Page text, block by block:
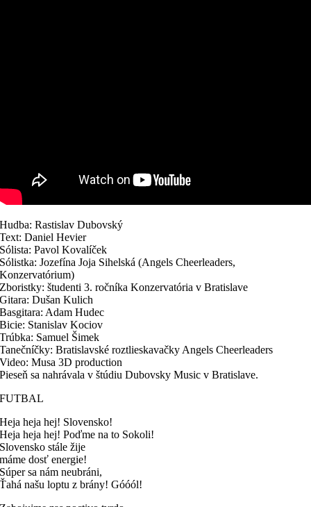
Hudba: Rastislav Dubovský
Text: Daniel Hevier
Sólista: Pavol Kovalíček
Sólistka: Jozefína Joja Sihelská (Angels Cheerleaders,
Konzervatórium)
Zboristky: študenti 3. ročníka Konzervatória v Bratislave
Gitara: Dušan Kulich
Basgitara: Adam Hudec
Bicie: Stanislav Kociov
Trúbka: Samuel Šimek
Tanečníčky: Bratislavské roztlieskavačky Angels Cheerleaders
Video: Musa 3D production
Pieseň sa nahrávala v štúdiu Dubovsky Music v Bratislave.
FUTBAL
Heja heja hej! Slovensko!
Heja heja hej! Poďme na to Sokoli!
Slovensko stále žije
máme dosť energie!
Súper sa nám neubráni,
Ťahá našu loptu z brány! Góóól!